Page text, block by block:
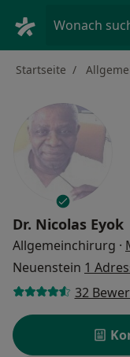
Wonach
Startseite
Dr. Nicolas Eyok
Allgemeinchirurg ·
Neuenstein 1
32